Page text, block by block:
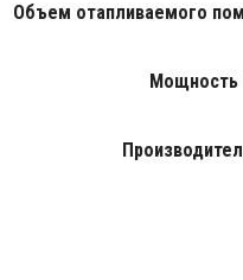
Объем отапливаемого
Мощность